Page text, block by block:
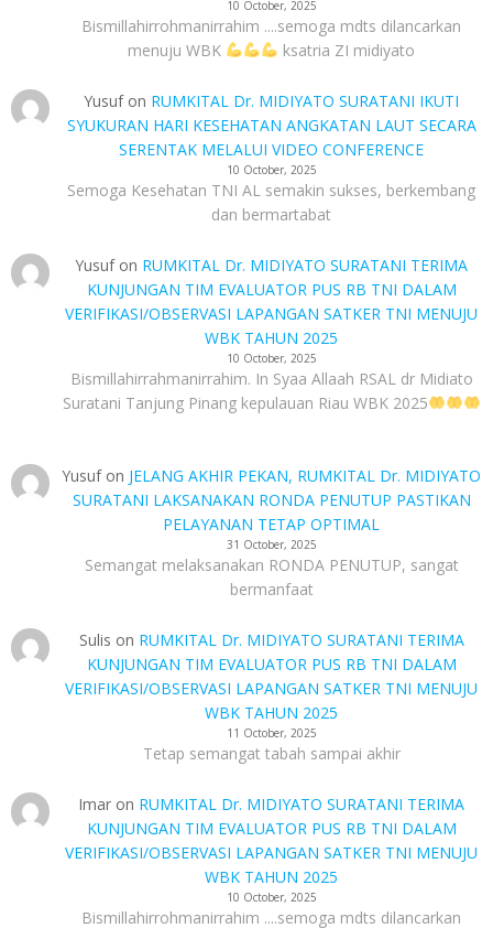
10 October, 2025
Bismillahirrohmanirrahim ....semoga mdts dilancarkan
menuju WBK
ksatria ZI midiyato
Yusufon RUMKITAL Dr. MIDIYATO SURATANI IKUTI
SYUKURAN HARI KESEHATAN ANGKATAN LAUT SECARA
SERENTAK MELALUI VIDEO CONFERENCE
10 October, 2025
Semoga Kesehatan TNI AL semakin sukses, berkembang
dan bermartabat
Yusufon RUMKITAL Dr. MIDIYATO SURATANI TERIMA
KUNJUNGAN TIM EVALUATOR PUS RB TNI DALAM
VERIFIKASI/OBSERVASI LAPANGAN SATKER TNI MENUJU
WBK TAHUN 2025
10 October, 2025
Bismillahirrahmanirrahim. In Syaa Allaah RSAL dr Midiato
Suratani Tanjung Pinang kepulauan Riau WBK 2025
Yusufon JELANG AKHIR PEKAN, RUMKITAL Dr. MIDIYATO
SURATANI LAKSANAKAN RONDA PENUTUP PASTIKAN
PELAYANAN TETAP OPTIMAL
31 October, 2025
Semangat melaksanakan RONDA PENUTUP, sangat
bermanfaat
Sulis on RUMKITAL Dr. MIDIYATO SURATANI TERIMA
KUNJUNGAN TIM EVALUATOR PUS RB TNI DALAM
VERIFIKASI/OBSERVASI LAPANGAN SATKER TNI MENUJU
WBK TAHUN 2025
11 October, 2025
Tetap semangat tabah sampai akhir
Imar on RUMKITAL Dr. MIDIYATO SURATANI TERIMA
KUNJUNGAN TIM EVALUATOR PUS RB TNI DALAM
VERIFIKASI/OBSERVASI LAPANGAN SATKER TNI MENUJU
WBK TAHUN 2025
10 October, 2025
Bismillahirrohmanirrahim ....semoga mdts dilancarkan